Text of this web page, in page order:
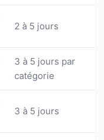
2 à 5 jours
3 à 5 jours par
catégorie
3 à 5 jours